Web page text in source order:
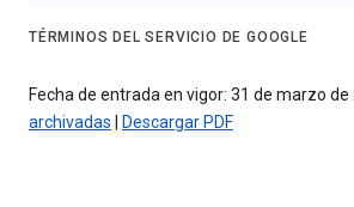
TÉRMINOS DEL SERVICIO DE GOOGLE
Fecha de entrada en vigor: 31 de marzo de
archivadas
Descargar PDF